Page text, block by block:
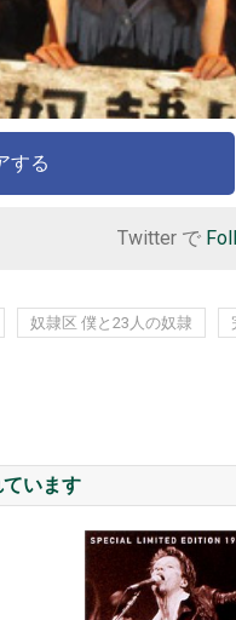
する
Twitter で
奴隷区 僕と23人の奴隷
います